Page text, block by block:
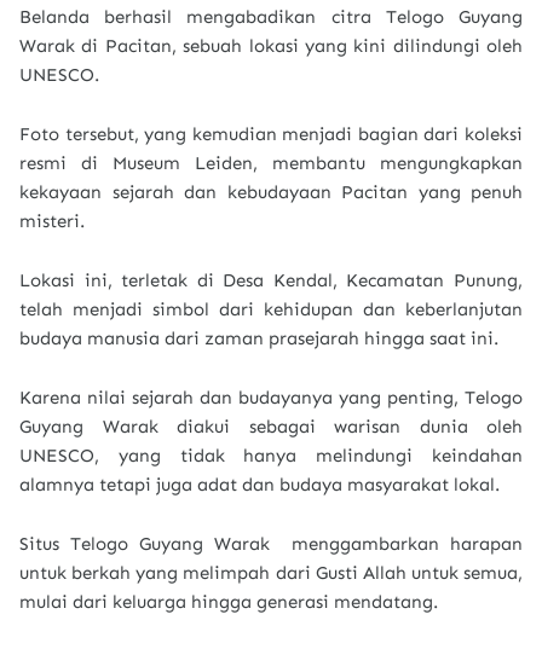
Belanda berhasil mengabadikan citra Telogo Guyang
Warak di Pacitan, sebuah lokasi yang kini dilindungi oleh
UNESCO.
Foto tersebut, yang kemudian menjadi bagian dari koleksi
resmi di Museum Leiden, membantu mengungkapkan
kekayaan sejarah dan kebudayaan Pacitan yang penuh
misteri.
Lokasi ini, terletak di Desa Kendal, Kecamatan Punung,
telah menjadi simbol dari kehidupan dan keberlanjutan
budaya manusia dari zaman prasejarah hingga saat ini.
Karena nilai sejarah dan budayanya yang penting, Telogo
Guyang Warak diakui sebagai warisan dunia oleh
UNESCO, yang tidak hanya melindungi keindahan
alamnya tetapi juga adat dan budaya masyarakat lokal.
Situs Telogo Guyang Warak menggambarkan harapan
untuk berkah yang melimpah dari Gusti Allah untuk semua,
mulai dari keluarga hingga generasi mendatang.